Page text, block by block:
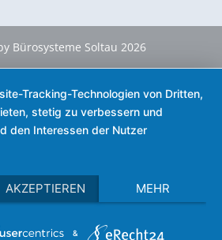
Bürosysteme Soltau 2026
Tracking-Technologien von Dritten,
stetig zu verbessern und
den Interessen der Nutzer
AKZEPTIEREN MEHR
&